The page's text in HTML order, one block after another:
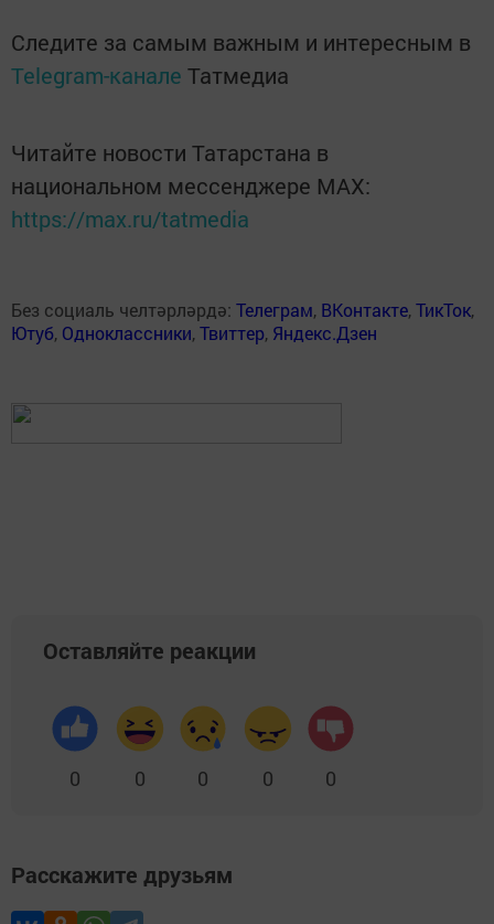
Следите за самым важным и интересным в
Telegram-канале Татмедиа
Читайте новости Татарстана в
национальном мессенджере MАХ:
https://max.ru/tatmedia
Без социаль челтәрләрдә: Телеграм, ВКонтакте,ТикТок,
Ютуб, Одноклассники,Твиттер, Яндекс.Дзен
Оставляйте реакции
0 0 0 0 0
Расскажите друзьям